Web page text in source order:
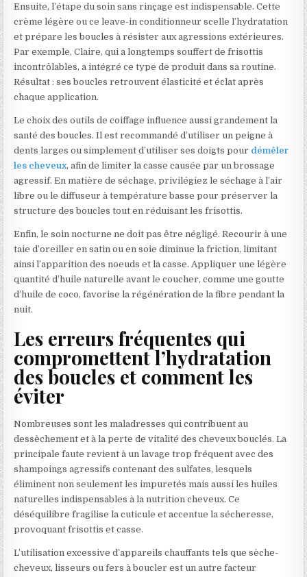
Ensuite, l’étape du soin sans rinçage est indispensable. Cette
crème légère ou ce leave-in conditionneur scelle l’hydratation
et prépare les boucles à résister aux agressions extérieures.
Par exemple, Claire, qui a longtemps souffert de frisottis
incontrôlables, a intégré ce type de produit dans sa routine.
Résultat : ses boucles retrouvent élasticité et éclat après
chaque application.
Le choix des outils de coiffage influence aussi grandement la
santé des boucles. Il est recommandé d’utiliser un peigne à
dents larges ou simplement d’utiliser ses doigts pour démêler
les cheveux, afin de limiter la casse causée par un brossage
agressif. En matière de séchage, privilégiez le séchage à l’air
libre ou le diffuseur à température basse pour préserver la
structure des boucles tout en réduisant les frisottis.
Enfin, le soin nocturne ne doit pas être négligé. Recourir à une
taie d’oreiller en satin ou en soie diminue la friction, limitant
ainsi l’apparition des noeuds et la casse. Appliquer une légère
quantité d’huile naturelle avant le coucher, comme une goutte
d’huile de coco, favorise la régénération de la fibre pendant la
nuit.
Les erreurs fréquentes qui
compromettent l’hydratation
des boucles et comment les
éviter
Nombreuses sont les maladresses qui contribuent au
dessèchement et à la perte de vitalité des cheveux bouclés. La
principale faute revient à un lavage trop fréquent avec des
shampoings agressifs contenant des sulfates, lesquels
éliminent non seulement les impuretés mais aussi les huiles
naturelles indispensables à la nutrition cheveux. Ce
déséquilibre fragilise la cuticule et accentue la sécheresse,
provoquant frisottis et casse.
L’utilisation excessive d’appareils chauffants tels que sèche-
cheveux, lisseurs ou fers à boucler est un autre facteur